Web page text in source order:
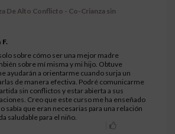
De Alto Conflicto - Co-Crianza sin
sobre cómo ser una mejor madre
sobre mí misma y mi hijo. Obtuve
ayudarán a orientarme cuando surja un
de manera efectiva. Podré comunicarme
sin conflictos y estar abierta a sus
Creo que este curso me ha enseñado
sabía que eran necesarias para una relación
saludable para el niño.